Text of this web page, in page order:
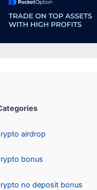
Categories:
Crypto airdrop
Crypto bonus
Crypto no deposit bonus